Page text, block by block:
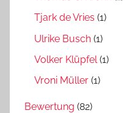
Tjark de Vries (1)
Ulrike Busch (1)
Volker Klüpfel(1)
Vroni Müller (1)
Bewertung (82)